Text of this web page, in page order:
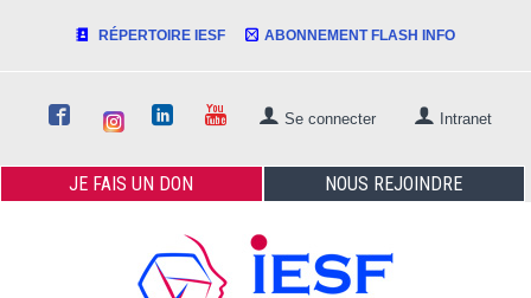
RÉPERTOIRE IESF ABONNEMENT FLASH INFO
Se connecter Intranet
JE FAISUN DON NOUS REJOINDRE